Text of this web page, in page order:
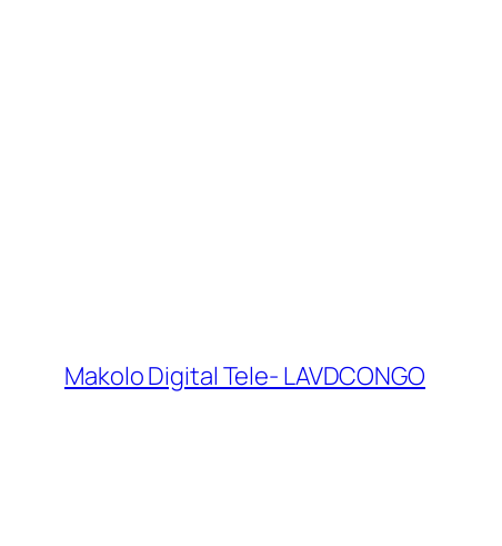
Makolo Digital Tele- LAVDCONGO